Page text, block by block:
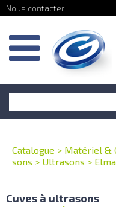
Catalogue > Matériel &
sons > Ultrasons >
Cuves à ultrasons